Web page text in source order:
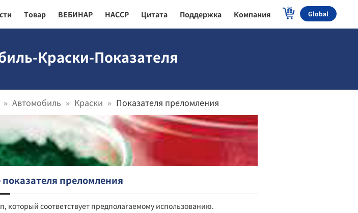
Товар ВЕБИНАР HACCP Цитата Поддержка Компания Global
Краски-Показателя
Автомобиль Краски Показателя преломления
преломления
который соответствует предполагаемому использованию.